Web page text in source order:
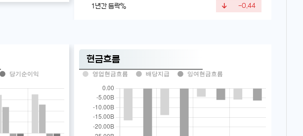
1년간 등락%
-0.44
당기순이익
현금흐름
영업현금흐름 배당지급 잉여현금흐름